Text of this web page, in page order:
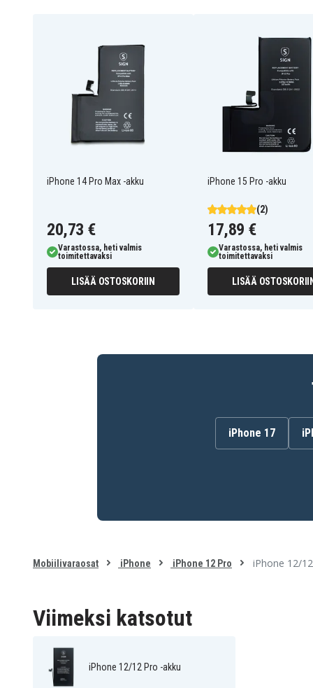
IP12P-BATT
EAN / GTIN 7350101657683
Tuotetyyppi Varaosa
Merkki
iPhone 14 Pro Max -akku
20,73 €
Varastossa, heti valmis
toimitettavaksi
LISÄÄ OSTOSKORIIN
iPhone 15 Pro -akku
(2)
17,89 €
Varastossa, heti valmis
toimitettavaksi
LISÄÄ OSTOSKORIIN
iPhone 17
Mobiilivaraosat iPhone iPhone 12 Pro iPhone 12/
Viimeksi katsotut
iPhone 12/12 Pro -akku